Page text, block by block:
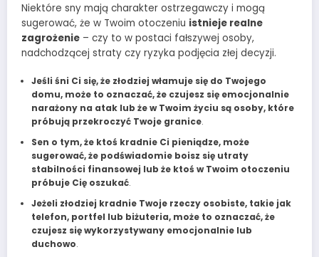
Niektóre sny mają charakter ostrzegawczy i mogą
sugerować, że w Twoim otoczeniu istnieje realne
zagrożenie – czy to w postaci fałszywej osoby,
nadchodzącej straty czy ryzyka podjęcia złej decyzji.
Jeśli śni Ci się, że złodziej włamuje się do Twojego
domu, może to oznaczać, że czujesz się emocjonalnie
narażony na atak lub że w Twoim życiu są osoby, które
próbują przekroczyć Twoje granice.
Sen o tym, że ktoś kradnie Ci pieniądze, może
sugerować, że podświadomie boisz się utraty
stabilności finansowej lub że ktoś w Twoim otoczeniu
próbuje Cię oszukać.
Jeżeli złodziej kradnie Twoje rzeczy osobiste, takie jak
telefon, portfel lub biżuteria, może to oznaczać, że
czujesz się wykorzystywany emocjonalnie lub
duchowo.